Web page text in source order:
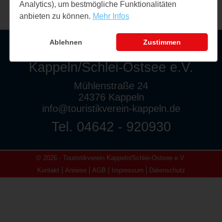
Touristikverein
Kappeln/Schlei-Ostsee e.V.
Mühlenstraße 24
24376 Kappeln
info@touristikverein-kappeln.de
Tel. 04642 - 920930
© 2026 - Touristikverein Kappeln/Schlei-Ostsee e.V.
Kontakt
Anreise AGB Impressum Datenschutz
Analytics), um bestmögliche Funktionalitäten
anbieten zu können. Mehr Infos
Ablehnen Zustimmen